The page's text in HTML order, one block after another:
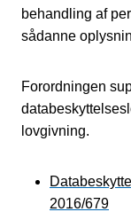
behandling af
sådanne
Forordningen
lovgivning.
2016/679